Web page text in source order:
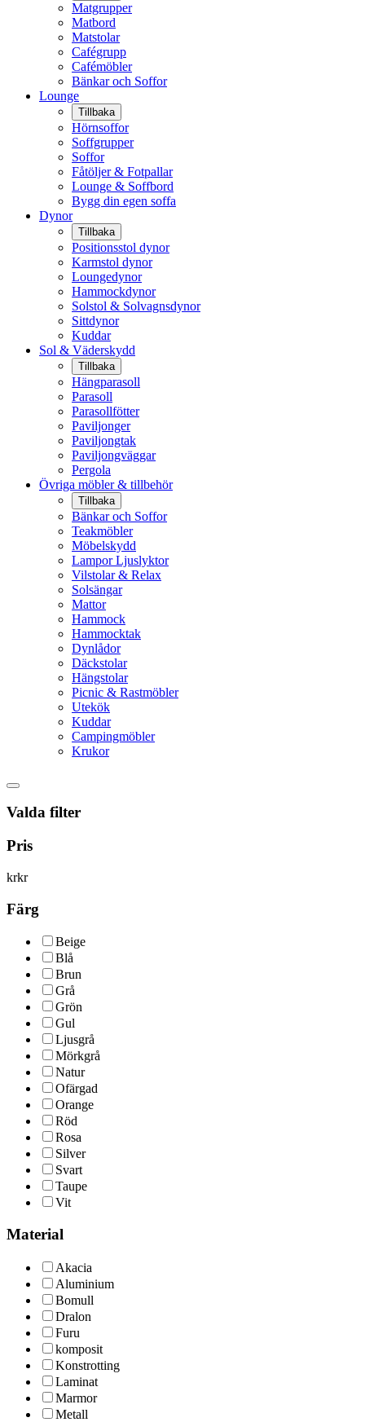
Matgrupper
Matbord
Matstolar
Cafégrupp
Cafémöbler
Bänkar och Soffor
Lounge
Tillbaka
Hörnsoffor
Soffgrupper
Soffor
Fåtöljer & Fotpallar
Lounge & Soffbord
Bygg din egen soffa
Dynor
Tillbaka
Positionsstol dynor
Karmstol dynor
Loungedynor
Hammockdynor
Solstol & Solvagnsdynor
Sittdynor
Kuddar
Sol & Väderskydd
Tillbaka
Hängparasoll
Parasoll
Parasollfötter
Paviljonger
Paviljongtak
Paviljongväggar
Pergola
Övriga möbler & tillbehör
Tillbaka
Bänkar och Soffor
Teakmöbler
Möbelskydd
Lampor Ljuslyktor
Vilstolar & Relax
Solsängar
Mattor
Hammock
Hammocktak
Dynlådor
Däckstolar
Hängstolar
Picnic & Rastmöbler
Utekök
Kuddar
Campingmöbler
Krukor
Valda filter
Pris
krkr
Färg
Beige
Blå
Brun
Grå
Grön
Gul
Ljusgrå
Mörkgrå
Natur
Ofärgad
Orange
Röd
Rosa
Silver
Svart
Taupe
Vit
Material
Akacia
Aluminium
Bomull
Dralon
Furu
komposit
Konstrotting
Laminat
Marmor
Metall